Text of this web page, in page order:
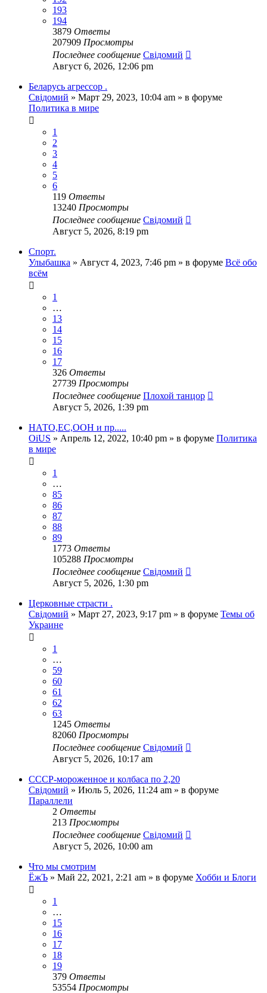
193
194
3879 Ответы
207909 Просмотры
Последнее сообщение Свідомий
Август 6, 2026, 12:06 pm
Беларусь агрессор .
Свідомий » Март 29, 2023, 10:04 am » в форуме
Политика в мире
1
2
3
4
5
6
119 Ответы
13240 Просмотры
Последнее сообщение Свідомий
Август 5, 2026, 8:19 pm
Спорт.
Улыбашка » Август 4, 2023, 7:46 pm » в форуме Всё обо
всём
1
…
13
14
15
16
17
326 Ответы
27739 Просмотры
Последнее сообщение Плохой танцор
Август 5, 2026, 1:39 pm
НАТО,ЕС,ООН и пр.....
OiUS » Апрель 12, 2022, 10:40 pm » в форуме Политика
в мире
1
…
85
86
87
88
89
1773 Ответы
105288 Просмотры
Последнее сообщение Свідомий
Август 5, 2026, 1:30 pm
Церковные страсти .
Свідомий » Март 27, 2023, 9:17 pm » в форуме Темы об
Украине
1
…
59
60
61
62
63
1245 Ответы
82060 Просмотры
Последнее сообщение Свідомий
Август 5, 2026, 10:17 am
СССР-мороженное и колбаса по 2,20
Свідомий » Июль 5, 2026, 11:24 am » в форуме
Параллели
2 Ответы
213 Просмотры
Последнее сообщение Свідомий
Август 5, 2026, 10:00 am
Что мы смотрим
ЁжЪ » Май 22, 2021, 2:21 am » в форуме Хобби и Блоги
1
…
15
16
17
18
19
379 Ответы
53554 Просмотры